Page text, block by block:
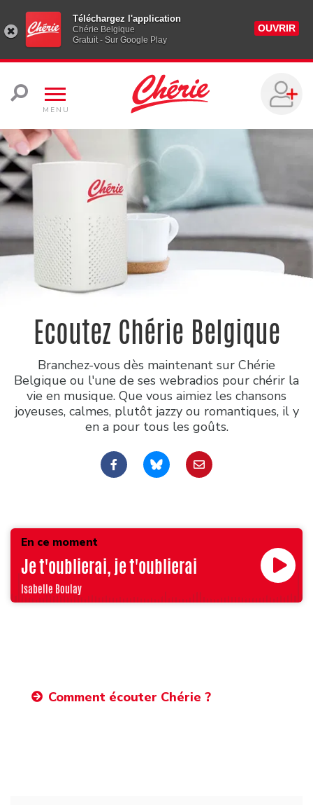
Téléchargez l'application
Chérie Belgique
Gratuit - Sur Google Play
OUVRIR
MENU
Ecoutez Chérie Belgique
Branchez-vous dès maintenant sur Chérie
Belgique ou l'une de ses webradios pour chérir la
vie en musique. Que vous aimiez les chansons
joyeuses, calmes, plutôt jazzy ou romantiques, il y
en a pour tous les goûts.
En ce moment
Je t'oublierai, je t'oublierai
Isabelle Boulay
Comment écouter Chérie ?